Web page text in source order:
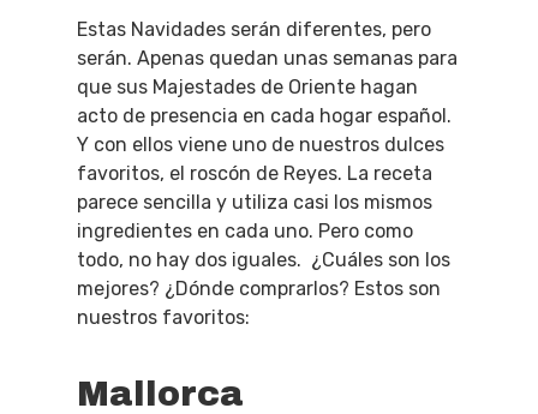
Estas Navidades serán diferentes, pero
serán. Apenas quedan unas semanas para
que sus Majestades de Oriente hagan
acto de presencia en cada hogar español.
Y con ellos viene uno de nuestros dulces
favoritos, el roscón de Reyes. La receta
parece sencilla y utiliza casi los mismos
ingredientes en cada uno. Pero como
todo, no hay dos iguales. ¿Cuáles son los
mejores? ¿Dónde comprarlos? Estos son
nuestros favoritos:
Mallorca